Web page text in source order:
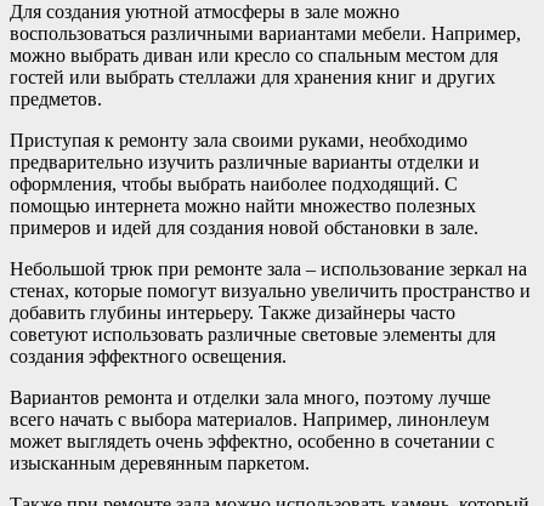
Для создания уютной атмосферы в зале можно
воспользоваться различными вариантами мебели. Например,
можно выбрать диван или кресло со спальным местом для
гостей или выбрать стеллажи для хранения книг и других
предметов.
Приступая к ремонту зала своими руками, необходимо
предварительно изучить различные варианты отделки и
оформления, чтобы выбрать наиболее подходящий. С
помощью интернета можно найти множество полезных
примеров и идей для создания новой обстановки в зале.
Небольшой трюк при ремонте зала – использование зеркал на
стенах, которые помогут визуально увеличить пространство и
добавить глубины интерьеру. Также дизайнеры часто
советуют использовать различные световые элементы для
создания эффектного освещения.
Вариантов ремонта и отделки зала много, поэтому лучше
всего начать с выбора материалов. Например, линонлеум
может выглядеть очень эффектно, особенно в сочетании с
изысканным деревянным паркетом.